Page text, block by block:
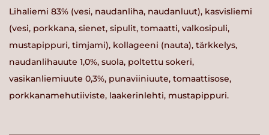
Lihaliemi 83% (vesi, naudanliha, naudanluut), kasvisliemi
(vesi, porkkana, sienet, sipulit, tomaatti, valkosipuli,
mustapippuri, timjami), kollageeni (nauta), tärkkelys,
naudanlihauute 1,0%, suola, poltettu sokeri,
vasikanliemiuute 0,3%, punaviiniuute, tomaattisose,
porkkanamehutiiviste, laakerinlehti, mustapippuri.